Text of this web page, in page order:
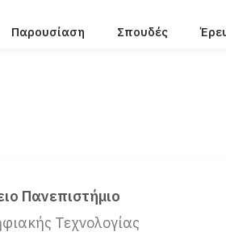
Παρουσίαση Σπουδές
Πανεπιστήμιο
Τεχνολογίας